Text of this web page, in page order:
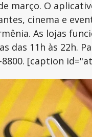
março. O
cinema e
As lojas
das 11h às 22h.
[caption